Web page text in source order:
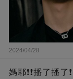
2024/04/28
媽耶❗❗播了播